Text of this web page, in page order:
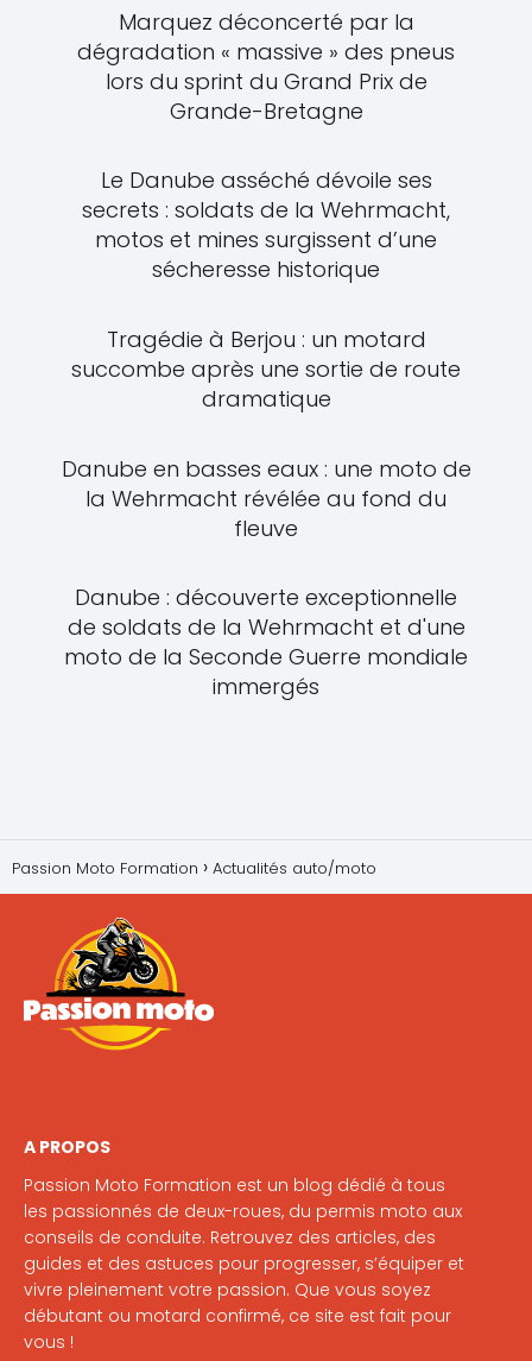
Marquez déconcerté par la
dégradation « massive » des pneus
lors du sprint du Grand Prix de
Grande-Bretagne
Le Danube asséché dévoile ses
secrets : soldats de la Wehrmacht,
motos et mines surgissent d’une
sécheresse historique
Tragédie à Berjou : un motard
succombe après une sortie de route
dramatique
Danube en basses eaux : une moto de
la Wehrmacht révélée au fond du
fleuve
Danube : découverte exceptionnelle
de soldats de la Wehrmacht et d'une
moto de la Seconde Guerre mondiale
immergés
Passion Moto Formation Actualités auto/moto
A PROPOS
Passion Moto Formation est un blog dédié à tous
les passionnés de deux-roues, du permis moto aux
conseils de conduite. Retrouvez des articles, des
guides et des astuces pour progresser, s’équiper et
vivre pleinement votre passion. Que vous soyez
débutant ou motard confirmé, ce site est fait pour
vous !